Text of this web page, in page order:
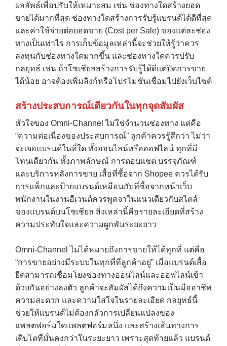
ผลลัพธ์เพื่อปรับให้เหมาะสม เช่น ช่องทางใดสร้างยอด
ขายได้มากที่สุด ช่องทางใดสร้างการรับรู้แบรนด์ได้ดีที่สุด
และค่าใช้จ่ายต่อยอดขาย (Cost per Sale) ของแต่ละช่อง
ทางเป็นเท่าไร การเก็บข้อมูลเหล่านี้จะช่วยให้รู้ว่าควร
ลงทุนกับช่องทางใดมากขึ้น และช่องทางใดควรปรับ
กลยุทธ์ เช่น ถ้าโซเชียลสร้างการรับรู้ได้ดีแต่ปิดการขาย
ได้น้อย อาจต้องเพิ่มลิงก์หรือโปรโมชันเชื่อมไปยังเว็บไซต์
สร้างประสบการณ์เดียวกันในทุกจุดสัมผัส
หัวใจของ Omni-Channel ไม่ใช่จำนวนช่องทาง แต่คือ
“ความต่อเนื่องของประสบการณ์” ลูกค้าควรรู้สึกว่า ไม่ว่า
จะเจอแบรนด์ในที่ใด ทั้งออนไลน์หรือออฟไลน์ ทุกที่มี
โทนเดียวกัน ทั้งภาพลักษณ์ การตอบแชต บรรจุภัณฑ์
และบริการหลังการขาย เสื้อที่ซื้อจาก Shopee ควรได้รับ
การแพ็กและป้ายแบรนด์เหมือนกับที่ซื้อจากหน้าเว็บ
พนักงานในงานอีเวนต์ควรพูดจาในแนวเดียวกับสไตล์
ของแบรนด์บนโซเชียล สิ่งเหล่านี้คือรายละเอียดที่สร้าง
ความประทับใจและความผูกพันระยะยาว
Omni-Channel ไม่ได้หมายถึงการขายให้ได้ทุกที่ แต่คือ
“การขายอย่างมีระบบในทุกที่ที่ลูกค้าอยู่” เมื่อแบรนด์เสื้อ
ยืดสามารถเชื่อมโยงช่องทางออนไลน์และออฟไลน์เข้า
ด้วยกันอย่างลงตัว ลูกค้าจะสัมผัสได้ถึงความเป็นมืออาชีพ
ความสะดวก และความใส่ใจในรายละเอียด กลยุทธ์นี้
ช่วยให้แบรนด์ไม่ต้องกลัวการเปลี่ยนแปลงของ
แพลตฟอร์มใดแพลตฟอร์มหนึ่ง และสร้างเส้นทางการ
เติบโตที่มั่นคงกว่าในระยะยาว เพราะสุดท้ายแล้ว แบรนด์